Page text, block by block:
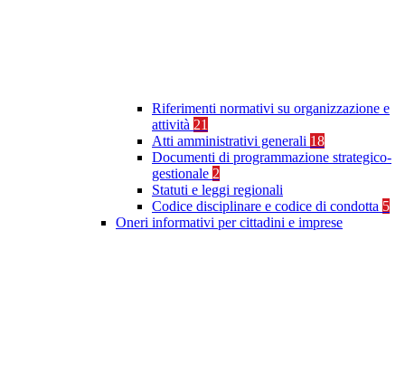
Riferimenti normativi su organizzazione e
attività 21
Atti amministrativi generali 18
Documenti di programmazione strategico-
gestionale 2
Statuti e leggi regionali
Codice disciplinare e codice di condotta 5
Oneri informativi per cittadini e imprese